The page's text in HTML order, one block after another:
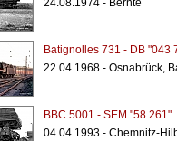
24.08.1974 - Bernte
Batignolles 731 - DB "043
22.04.1968 - Osnabrück,
BBC 5001 - SEM "58 261"
04.04.1993 - Chemnitz-